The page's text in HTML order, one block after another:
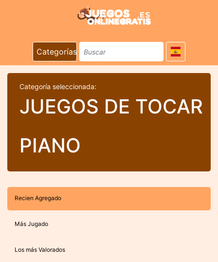
Categorías
Categoría seleccionada:
JUEGOS DE TOCAR
PIANO
Recien Agregado
Más Jugado
Los más Valorados